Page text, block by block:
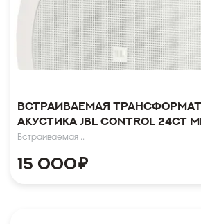
Встраиваемая
акустика JBL Control 24CT
Встраиваемая ..
15 000₽